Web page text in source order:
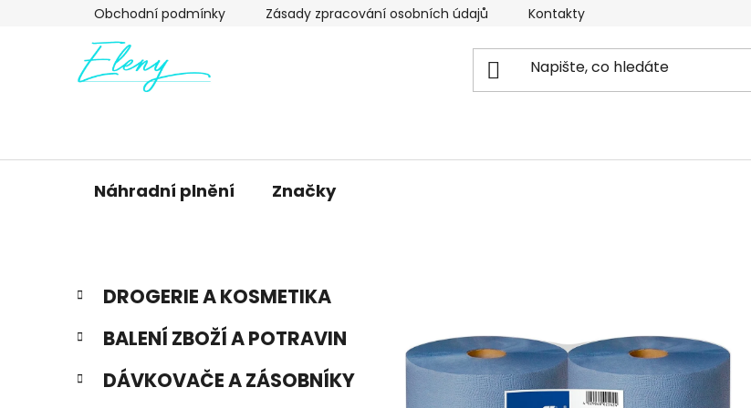
Obchodní podmínky Zásady zpracování osobních údajů Kontakty
Náhradní plnění Značky
P
o
s
r
Přeskočit
kategorie
K
a
e
o
DROGERIE A KOSMETIKA
BALENÍ ZBOŽÍ A POTRAVIN
DÁVKOVAČE A ZÁSOBNÍKY